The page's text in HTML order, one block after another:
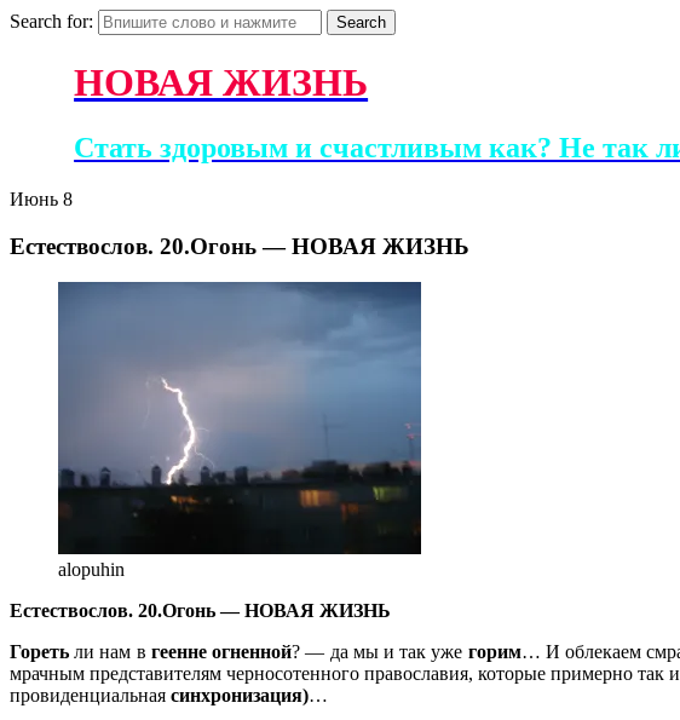
Search for:
НОВАЯ ЖИЗНЬ
Стать здоровым и счастливым как? Не так
Июнь 8
Естествослов. 20.Огонь — НОВАЯ ЖИЗНЬ
alopuhin
Естествослов. 20.Огонь — НОВАЯ ЖИЗНЬ
Гореть ли нам в геенне огненной? — да мы и так уже горим… И облекаем
мрачным представителям черносотенного православия, которые примерно так и
провиденциальная синхронизация)…